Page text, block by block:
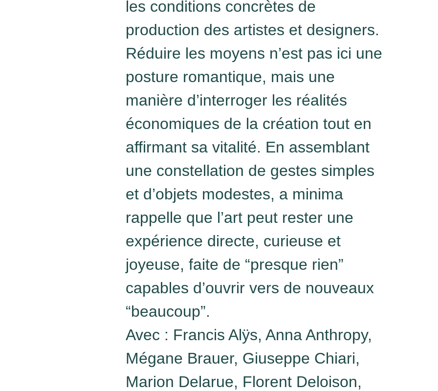
les conditions concrètes de
production des artistes et designers.
Réduire les moyens n’est pas ici une
posture romantique, mais une
manière d’interroger les réalités
économiques de la création tout en
affirmant sa vitalité. En assemblant
une constellation de gestes simples
et d’objets modestes, a minima
rappelle que l’art peut rester une
expérience directe, curieuse et
joyeuse, faite de “presque rien”
capables d’ouvrir vers de nouveaux
“beaucoup”.
Avec : Francis Alÿs, Anna Anthropy,
Mégane Brauer, Giuseppe Chiari,
Marion Delarue, Florent Deloison,